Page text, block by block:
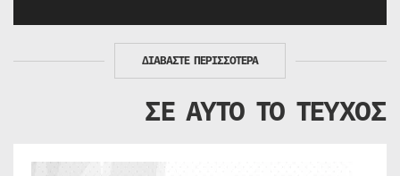
ΔΙΑΒΑΣΤΕ ΠΕΡΙΣΣΟΤΕΡΑ
ΣΕ ΑΥΤΟ ΤΟ ΤΕΥΧΟΣ